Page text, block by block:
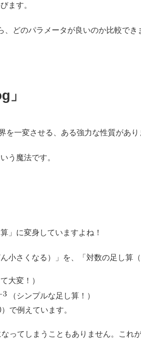
ます。
どのパラメータが良いのか比較で
」
一変させる、ある強力な性質があり
う魔法です。
」に変身していますよね！
小さくなる）」を、「対数の足し算
大変！）
（シンプルな足し算！）
で例えています。
ってしまうこともありません。これ